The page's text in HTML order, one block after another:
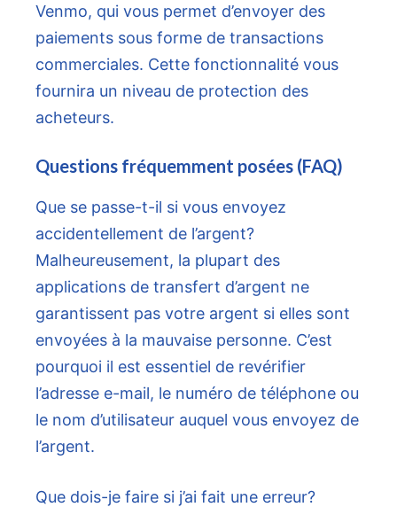
Venmo, qui vous permet d’envoyer des
paiements sous forme de transactions
commerciales. Cette fonctionnalité vous
fournira un niveau de protection des
acheteurs.
Questions fréquemment posées (FAQ)
Que se passe-t-il si vous envoyez
accidentellement de l’argent?
Malheureusement, la plupart des
applications de transfert d’argent ne
garantissent pas votre argent si elles sont
envoyées à la mauvaise personne. C’est
pourquoi il est essentiel de revérifier
l’adresse e-mail, le numéro de téléphone ou
le nom d’utilisateur auquel vous envoyez de
l’argent.
Que dois-je faire si j’ai fait une erreur?